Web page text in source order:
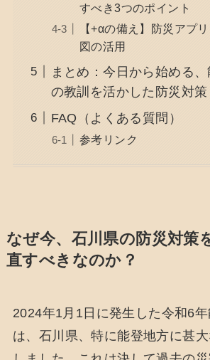
すべき3つのポイント
【+αの備え】防災アプ
図の活用
まとめ：今日から始める
の教訓を活かした防災対策
FAQ（よくある質問）
参考リンク
なぜ今、石川県の防災対策
直すべきなのか？
2024年1月1日に発生した令和6
は、石川県、特に能登地方に甚